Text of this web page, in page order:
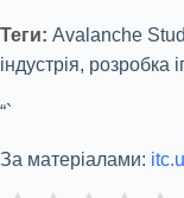
Теги: Avalanche
індустрія,
“`
За матеріалами: